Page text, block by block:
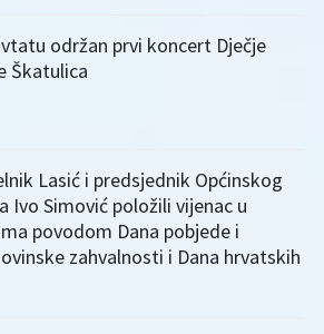
održan prvi koncert Dječje
Škatulica
Lasić i predsjednik Općinskog
Ivo Simović položili vijenac u
povodom Dana pobjede i
zahvalnosti i Dana hrvatskih